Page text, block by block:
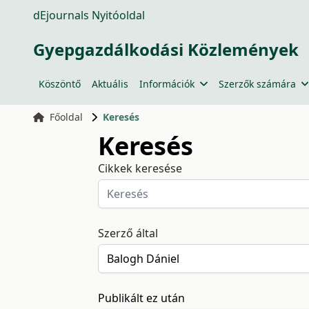
dEjournals Nyitóoldal
Gyepgazdálkodási Közlemények
Köszöntő Aktuális Információk Szerzők számára
Főoldal Keresés
Keresés
Cikkek keresése
Szerző által
Publikált ez után